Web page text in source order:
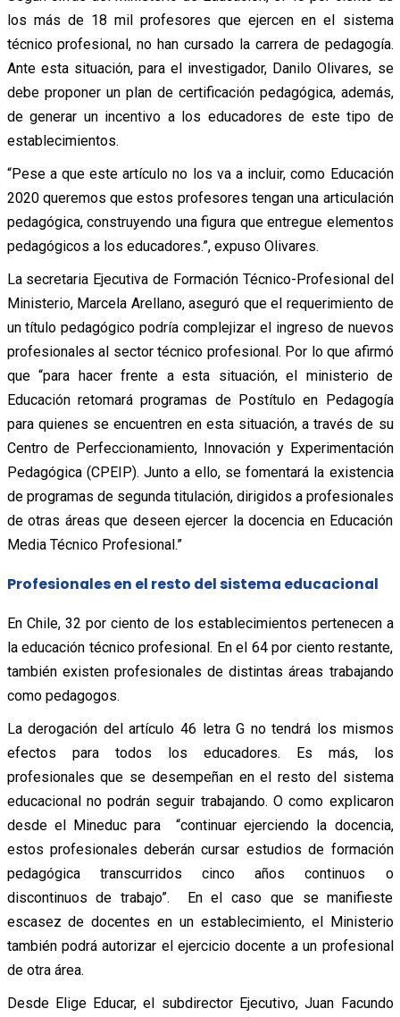
los más de 18 mil profesores que ejercen en el sistema
técnico profesional, no han cursado la carrera de pedagogía.
Ante esta situación, para el investigador, Danilo Olivares, se
debe proponer un plan de certificación pedagógica, además,
de generar un incentivo a los educadores de este tipo de
establecimientos.
“Pese a que este artículo no los va a incluir, como Educación
2020 queremos que estos profesores tengan una articulación
pedagógica, construyendo una figura que entregue elementos
pedagógicos a los educadores.”, expuso Olivares.
La secretaria Ejecutiva de Formación Técnico-Profesional del
Ministerio, Marcela Arellano, aseguró que el requerimiento de
un título pedagógico podría complejizar el ingreso de nuevos
profesionales al sector técnico profesional. Por lo que afirmó
que “para hacer frente a esta situación, el ministerio de
Educación retomará programas de Postítulo en Pedagogía
para quienes se encuentren en esta situación, a través de su
Centro de Perfeccionamiento, Innovación y Experimentación
Pedagógica (CPEIP). Junto a ello, se fomentará la existencia
de programas de segunda titulación, dirigidos a profesionales
de otras áreas que deseen ejercer la docencia en Educación
Media Técnico Profesional.”
Profesionales en el resto del sistema educacional
En Chile, 32 por ciento de los establecimientos pertenecen a
la educación técnico profesional. En el 64 por ciento restante,
también existen profesionales de distintas áreas trabajando
como pedagogos.
La derogación del artículo 46 letra G no tendrá los mismos
efectos para todos los educadores. Es más, los
profesionales que se desempeñan en el resto del sistema
educacional no podrán seguir trabajando. O como explicaron
desde el Mineduc para “continuar ejerciendo la docencia,
estos profesionales deberán cursar estudios de formación
pedagógica transcurridos cinco años continuos o
discontinuos de trabajo”. En el caso que se manifieste
escasez de docentes en un establecimiento, el Ministerio
también podrá autorizar el ejercicio docente a un profesional
de otra área.
Desde Elige Educar, el subdirector Ejecutivo, Juan Facundo